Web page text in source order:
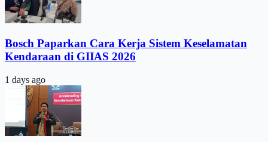
Bosch Paparkan Cara Kerja Sistem Keselamatan
Kendaraan di GIIAS 2026
1 days ago